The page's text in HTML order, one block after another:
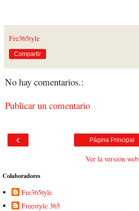
Fre365tyle
Compartir
No hay comentarios.:
Publicar un comentario
‹ Página Principal
Ver la versión web
Colaboradores
Fre365tyle
Freestyle 365